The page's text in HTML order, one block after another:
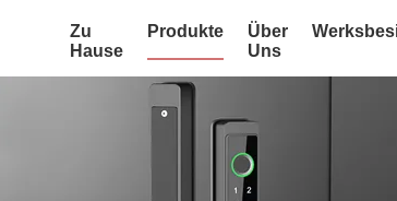
Zu
Hause
Produkte
Über
Uns